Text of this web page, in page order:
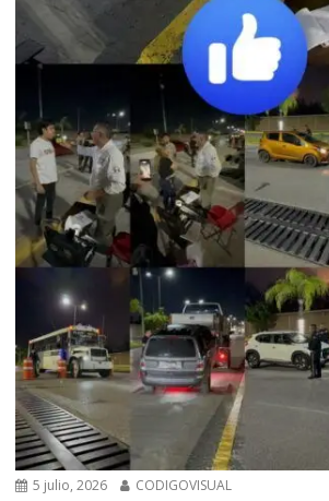
5 julio, 2026 CODIGOVISUAL